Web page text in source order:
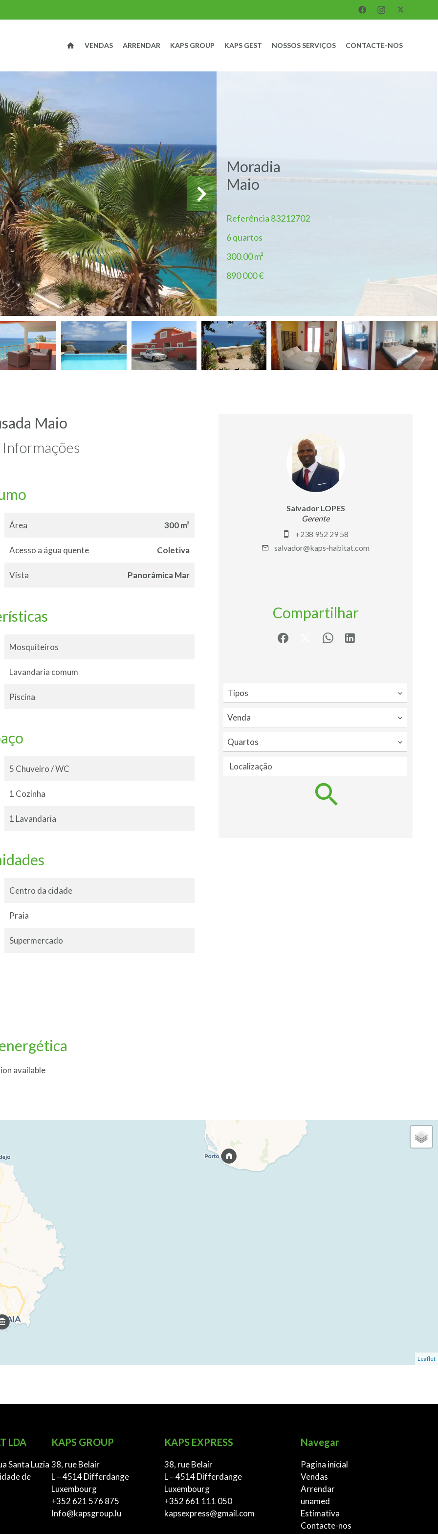
VENDAS ARRENDAR KAPS GROUP KAPS GEST NOSSOS SERVIÇOS CONTACTE-NOS
Moradia
Maio
Referência 83212702
6 quartos
300.00m²
890 000 €
Maio
Informações
Área 300 m²
Acesso a água quente Coletiva
Vista Panorâmica Mar
Mosquiteiros
Lavandaria comum
Piscina
5 Chuveiro / WC
1 Cozinha
1 Lavandaria
Centro da cidade
Praia
Supermercado
available
Salvador LOPES
Gerente
+238 952 29 58
salvador@kaps-habitat.com
Compartilhar
Tipos
Venda
Quartos
Localização
Leaflet
LDA
Santa Luzia
de
KAPS GROUP
38, rue Belair
L – 4514 Differdange
Luxembourg
+352 621 576 875
Info@kapsgroup.lu
KAPS EXPRESS
38, rue Belair
L – 4514 Differdange
Luxembourg
+352 661 111 050
kapsexpress@gmail.com
Navegar
Pagina inicial
Vendas
Arrendar
unamed
Estimativa
Contacte-nos